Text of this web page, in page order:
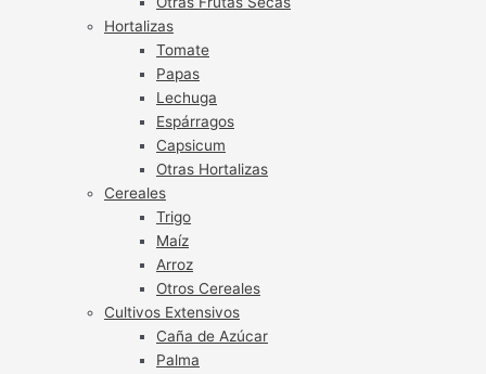
Hortalizas
Tomate
Papas
Lechuga
Espárragos
Capsicum
Otras Hortalizas
Cereales
Trigo
Maíz
Arroz
Otros Cereales
Cultivos Extensivos
Caña de Azúcar
Palma